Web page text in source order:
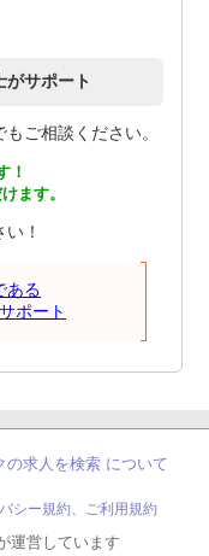
サポート
ご相談ください。
！
ます。
！
ある
ポート
の求人を検索 について
シー規約、ご利用規約
運営しています